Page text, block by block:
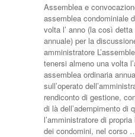
Assemblea e
assemblea condominiale
volta l’ anno (la così
annuale) per la
amministratore
tenersi almeno una volta
assemblea ordinaria
sull’operato
rendiconto di gestione,
di là dell’adempimento di
l’amministratore di
dei condomini, nel corso